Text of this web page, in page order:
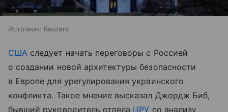
Источник: Reuters
США следует начать переговоры с Россией
о создании новой архитектуры безопасности
в Европе для урегулирования украинского
конфликта. Такое мнение высказал Джордж Биб,
бывший руководитель отдела ЦРУ по анализу